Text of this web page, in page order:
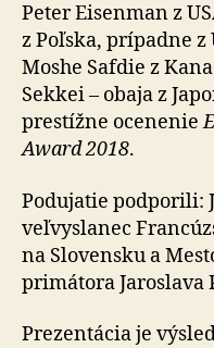
Peter Eisenman z
z Poľska, prípadne z
Moshe Safdie z
Sekkei – obaja z
prestížne ocenenie
Award 2018.
Podujatie podporili:
veľvyslanec
na Slovensku a
primátora Jaroslava
Prezentácia je